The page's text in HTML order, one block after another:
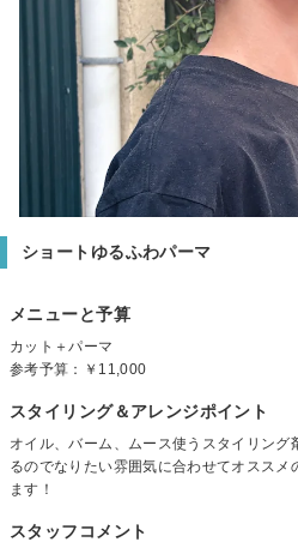
ショートゆるふわパーマ
メニューと予算
カット＋パーマ
参考予算：
￥11,000
スタイリング＆アレンジポイント
オイル、バーム、ムース使うスタイリング
るのでなりたい雰囲気に合わせてオススメ
ます！
スタッフコメント